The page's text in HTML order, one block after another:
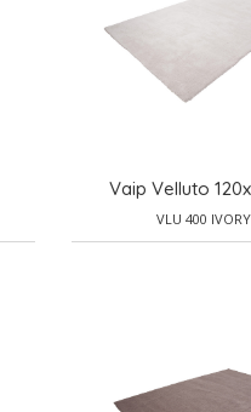
Vaip Velluto
VLU 400